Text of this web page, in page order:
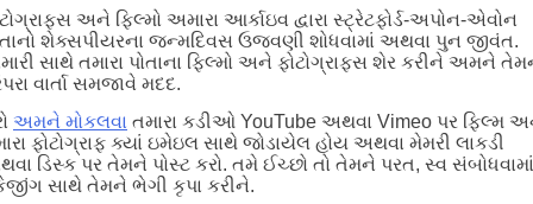
અને ફિલ્મો અમારા આર્કાઇવ દ્વારા સ્ટ્રેટફોર્ડ-અપોન-એવોન
શેક્સપીયરના જન્મદિવસ ઉજવણી શોધવામાં અથવા પુન જીવંત.
સાથે તમારા પોતાના ફિલ્મો અને ફોટોગ્રાફ્સ શેર કરીને અમને
વાર્તા સમજાવે મદદ.
અમને મોકલવા તમારા કડીઓ YouTube અથવા Vimeo પર ફિલ્મ
ફોટોગ્રાફ ક્યાં ઇમેઇલ સાથે જોડાયેલ હોય અથવા મેમરી લાકડી
ડિસ્ક પર તેમને પોસ્ટ કરો. તમે ઈચ્છો તો તેમને પરત, સ્વ
સાથે તેમને ભેગી કૃપા કરીને.